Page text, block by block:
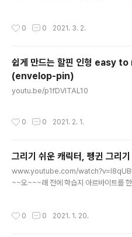
속해서 ..
0 0 2021. 3. 2.
쉽게 만드는 할핀 인형 easy
(envelop-pin)
youtu.be/p1fDVITAL10
0 0 2021. 2. 1.
그리기 쉬운 캐릭터, 펭귄 그리기
www.youtube.com/
~~오~~~래 전에 학습지 아르바이트를
고 나중엔 정말 캐릭터 스러운 동물 그리기
0 0 2021. 1. 20.